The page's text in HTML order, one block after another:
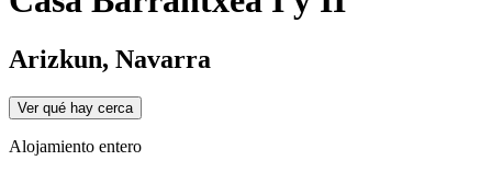
Arizkun, Navarra
Ver qué hay cerca
Alojamiento entero